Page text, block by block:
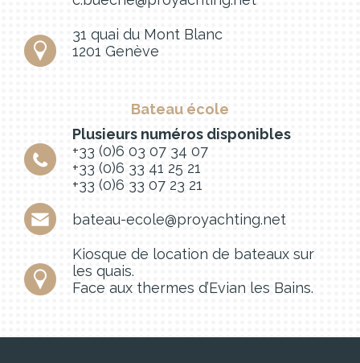
31 quai du Mont Blanc
1201 Genève
Bateau école
Plusieurs numéros disponibles
+33 (0)6 03 07 34 07
+33 (0)6 33 41 25 21
+33 (0)6 33 07 23 21
bateau-ecole@proyachting.net
Kiosque de location de bateaux sur
les quais.
Face aux thermes d’Evian les Bains.